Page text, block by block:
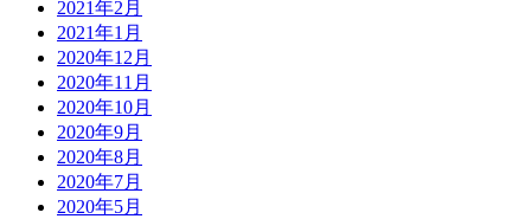
2021年2月
2021年1月
2020年12月
2020年11月
2020年10月
2020年9月
2020年8月
2020年7月
2020年5月